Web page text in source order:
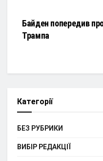
Байден попередив
Трампа
Категорії
БЕЗ РУБРИКИ
ВИБІР РЕДАКЦІЇ